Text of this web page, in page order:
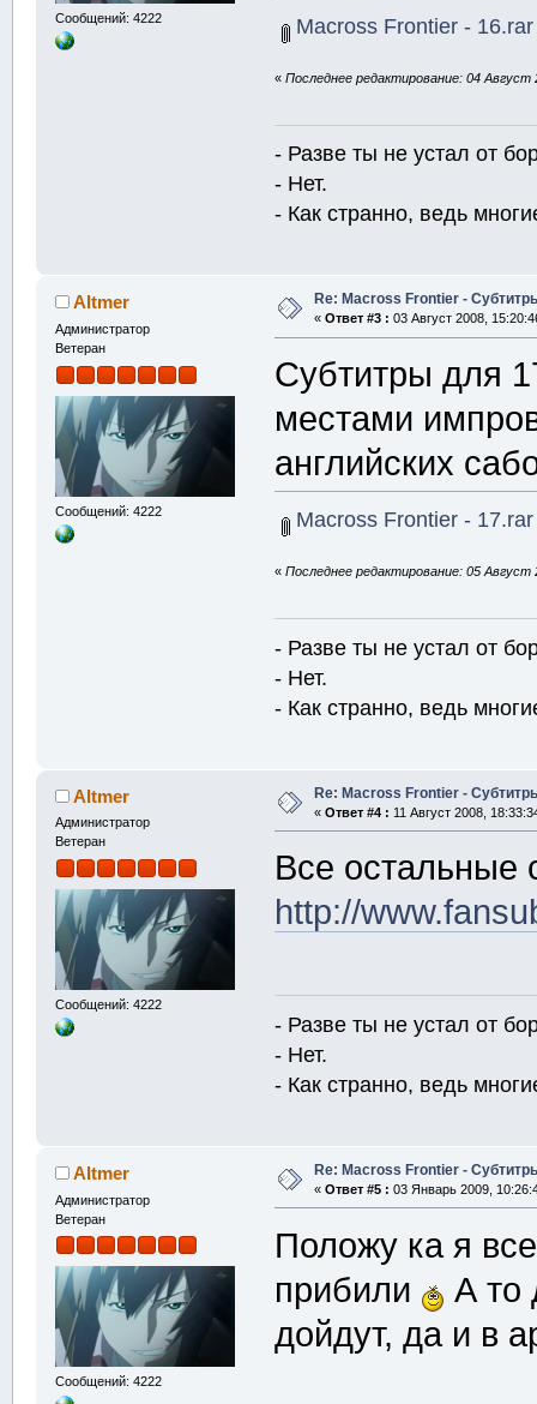
Сообщений: 4222 Macross Frontier - 16.rar
«Последнее редактирование: 04 Август
- Разве ты не устал от
- Нет.
- Как странно, ведь
Altmer
Администратор
Ветеран
Сообщений: 4222
Re: Macross Frontier -
« Ответ #3 : 03 Август 2008,
Субтитры для
местами
английских
Macross Frontier - 17.rar
«Последнее редактирование: 05 Август
- Разве ты не устал от
- Нет.
- Как странно, ведь
Altmer
Администратор
Ветеран
Сообщений: 4222
Re: Macross Frontier -
« Ответ #4 : 11 Август 2008,
Все остальные
http://
- Разве ты не устал от
- Нет.
- Как странно, ведь
Altmer
Администратор
Ветеран
Сообщений: 4222
Re: Macross Frontier -
« Ответ #5 : 03 Январь 2009,
Положу ка я
прибили
А то
дойдут, да и в